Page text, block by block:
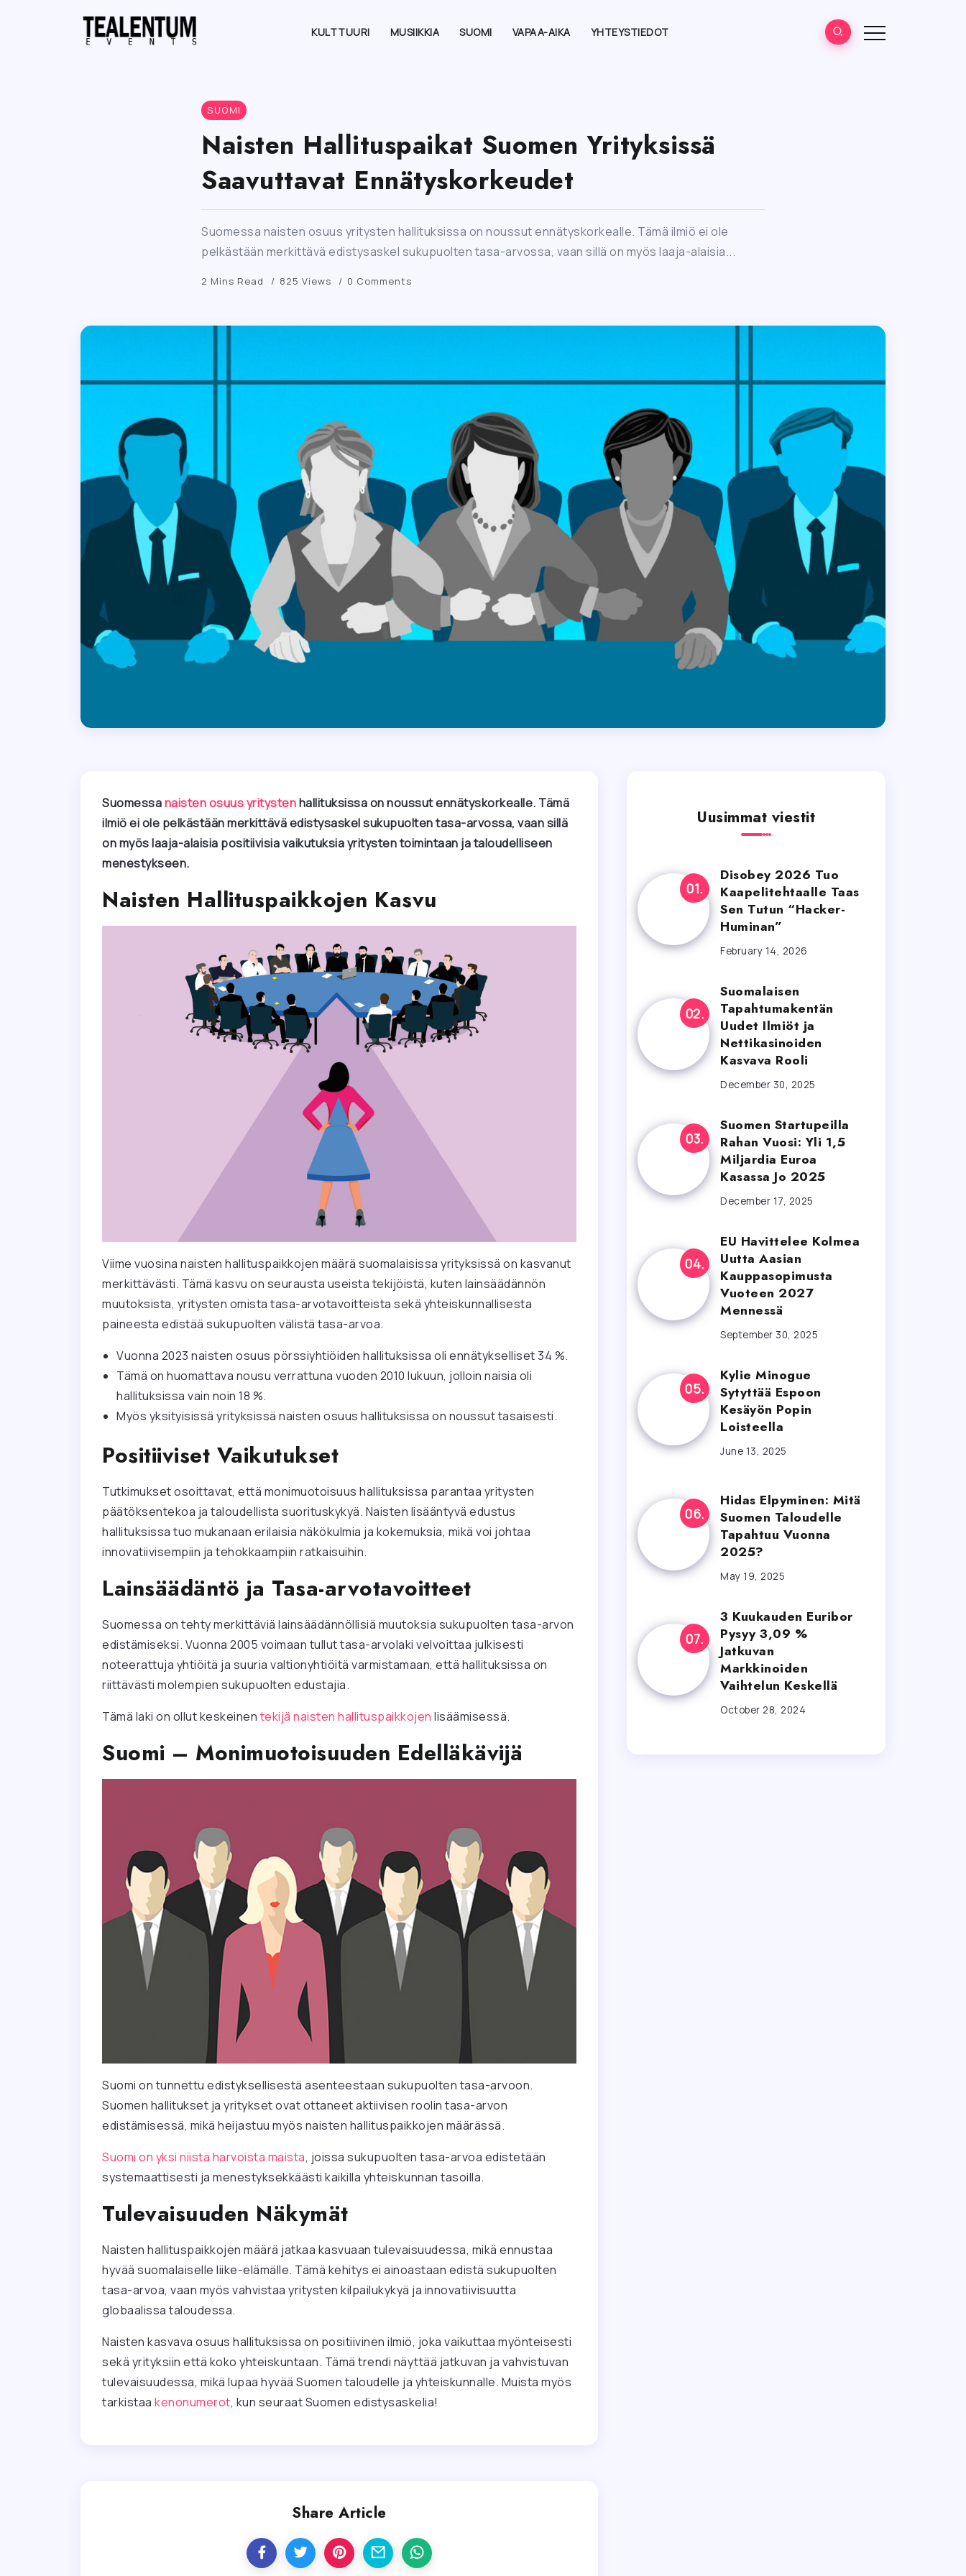
KULTTUURI MUSIIKKIA SUOMI VAPAA-AIKA YHTEYSTIEDOT
SUOMI
Naisten Hallituspaikat Suomen Yrityksissä
Saavuttavat Ennätyskorkeudet
Suomessa naisten osuus yritysten hallituksissa on noussut ennätyskorkealle. Tämä ilmiö ei ole
pelkästään merkittävä edistysaskel sukupuolten tasa-arvossa, vaan sillä on myös laaja-alaisia...
2 Mins Read 825 Views 0 Comments
Suomessanaisten osuus yritystenhallituksissa on noussut ennätyskorkealle. Tämä
ilmiö ei ole pelkästään merkittävä edistysaskel sukupuolten tasa-arvossa, vaan sillä
on myös laaja-alaisia positiivisia vaikutuksia yritysten toimintaan ja taloudelliseen
menestykseen.
Naisten Hallituspaikkojen Kasvu
Viime vuosina naisten hallituspaikkojen määrä suomalaisissa yrityksissä on kasvanut
merkittävästi. Tämä kasvu on seurausta useista tekijöistä, kuten lainsäädännön
muutoksista, yritysten omista tasa-arvotavoitteista sekä yhteiskunnallisesta
paineesta edistää sukupuolten välistä tasa-arvoa.
Vuonna 2023 naisten osuus pörssiyhtiöiden hallituksissa oli ennätykselliset 34 %.
Tämä on huomattava nousu verrattuna vuoden 2010 lukuun, jolloin naisia oli
hallituksissa vain noin 18 %.
Myös yksityisissä yrityksissä naisten osuus hallituksissa on noussut tasaisesti.
Positiiviset Vaikutukset
Tutkimukset osoittavat, että monimuotoisuus hallituksissa parantaa yritysten
päätöksentekoa ja taloudellista suorituskykyä. Naisten lisääntyvä edustus
hallituksissa tuo mukanaan erilaisia näkökulmia ja kokemuksia, mikä voi johtaa
innovatiivisempiin ja tehokkaampiin ratkaisuihin.
Lainsäädäntö ja Tasa-arvotavoitteet
Suomessa on tehty merkittäviä lainsäädännöllisiä muutoksia sukupuolten tasa-arvon
edistämiseksi. Vuonna 2005 voimaan tullut tasa-arvolaki velvoittaa julkisesti
noteerattuja yhtiöitä ja suuria valtionyhtiöitä varmistamaan, että hallituksissa on
riittävästi molempien sukupuolten edustajia.
Tämä laki on ollut keskeinen tekijä naisten hallituspaikkojen lisäämisessä.
Suomi – Monimuotoisuuden Edelläkävijä
Suomi on tunnettu edistyksellisestä asenteestaan sukupuolten tasa-arvoon.
Suomen hallitukset ja yritykset ovat ottaneet aktiivisen roolin tasa-arvon
edistämisessä, mikä heijastuu myös naisten hallituspaikkojen määrässä.
Suomi on yksi niistä harvoista maista, joissa sukupuolten tasa-arvoa edistetään
systemaattisesti ja menestyksekkäästi kaikilla yhteiskunnan tasoilla.
Tulevaisuuden Näkymät
Naisten hallituspaikkojen määrä jatkaa kasvuaan tulevaisuudessa, mikä ennustaa
hyvää suomalaiselle liike-elämälle. Tämä kehitys ei ainoastaan edistä sukupuolten
tasa-arvoa, vaan myös vahvistaa yritysten kilpailukykyä ja innovatiivisuutta
globaalissa taloudessa.
Naisten kasvava osuus hallituksissa on positiivinen ilmiö, joka vaikuttaa myönteisesti
sekä yrityksiin että koko yhteiskuntaan. Tämä trendi näyttää jatkuvan ja vahvistuvan
tulevaisuudessa, mikä lupaa hyvää Suomen taloudelle ja yhteiskunnalle. Muista myös
tarkistaa kenonumerot, kun seuraat Suomen edistysaskelia!
Share Article
Uusimmat viestit
Disobey 2026 Tuo
Kaapelitehtaalle Taas
Sen Tutun “Hacker-
Huminan”
February 14, 2026
Suomalaisen
Tapahtumakentän
Uudet Ilmiöt ja
Nettikasinoiden
Kasvava Rooli
December 30, 2025
Suomen Startupeilla
Rahan Vuosi: Yli 1,5
Miljardia Euroa
Kasassa Jo 2025
December 17, 2025
EU Havittelee Kolmea
Uutta Aasian
Kauppasopimusta
Vuoteen 2027
Mennessä
September 30, 2025
Kylie Minogue
Sytyttää Espoon
Kesäyön Popin
Loisteella
June 13, 2025
Hidas Elpyminen: Mitä
Suomen Taloudelle
Tapahtuu Vuonna
2025?
May 19, 2025
3 Kuukauden Euribor
Pysyy 3,09 %
Jatkuvan
Markkinoiden
Vaihtelun Keskellä
October 28, 2024